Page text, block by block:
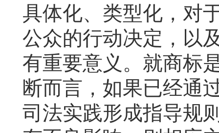
具体化、类型化，对
公众的行动决定，以
有重要意义。就商标
断而言，如果已经通
司法实践形成指导规